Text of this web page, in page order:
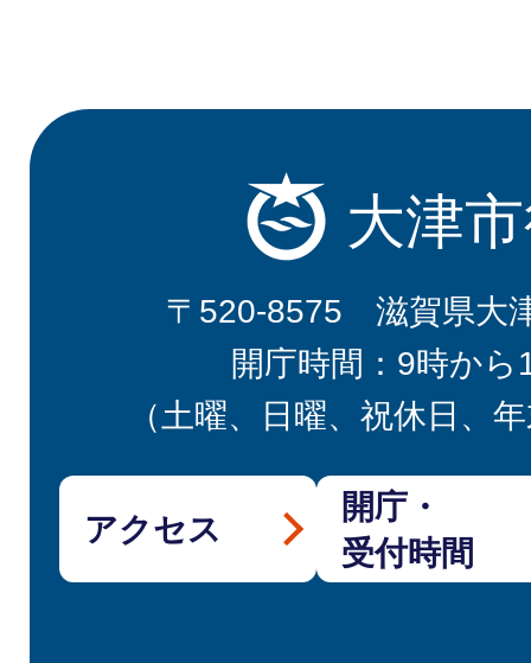
大津
〒520-8575 滋賀県大
開庁時間：9時から
（土曜、日曜、祝休日、
アクセス
開庁・
受付時間